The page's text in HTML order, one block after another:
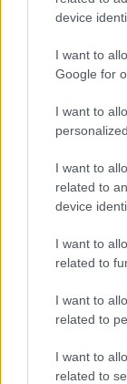
device
I want to
Google for
I want to
I want to
related to
device
I want to
related to
I want to
related to
I want to
related to
Costume da
Beatrice Bonaventura
Miss Italia
location storica